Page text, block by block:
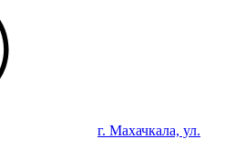
г. Махачкала, ул.